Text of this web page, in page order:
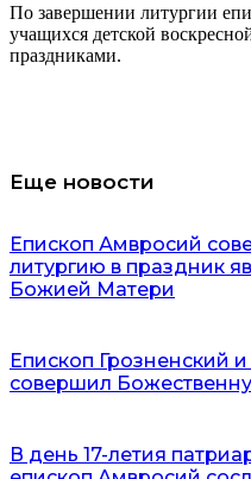
По завершении литургии
учащихся детской
праздниками.
Еще новости
Епископ Амвросий
литургию в праздник
Божией Матери
Епископ Грозненский
совершил
В день 17-летия